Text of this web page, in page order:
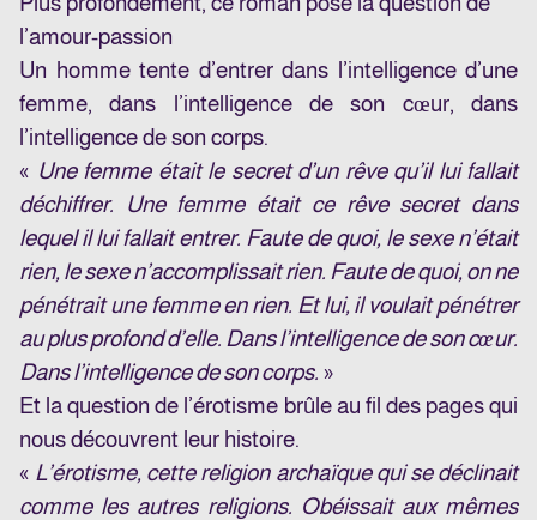
l’amour-passion
Un homme tente d’entrer dans l’intelligence d’une
femme, dans l’intelligence de son cœur, dans
l’intelligence de son corps.
« Une femme était le secret d’un rêve qu’il lui fallait
déchiffrer. Une femme était ce rêve secret dans
lequel il lui fallait entrer. Faute de quoi, le sexe n’était
rien, le sexe n’accomplissait rien. Faute de quoi, on ne
pénétrait une femme en rien. Et lui, il voulait pénétrer
au plus profond d’elle. Dans l’intelligence de son cœur.
Dans l’intelligence de soncorps. »
Et la question de l’érotisme brûle au fil des pages qui
nous découvrent leur histoire.
« L’érotisme, cette religion archaïque qui se déclinait
comme les autres religions. Obéissait aux mêmes